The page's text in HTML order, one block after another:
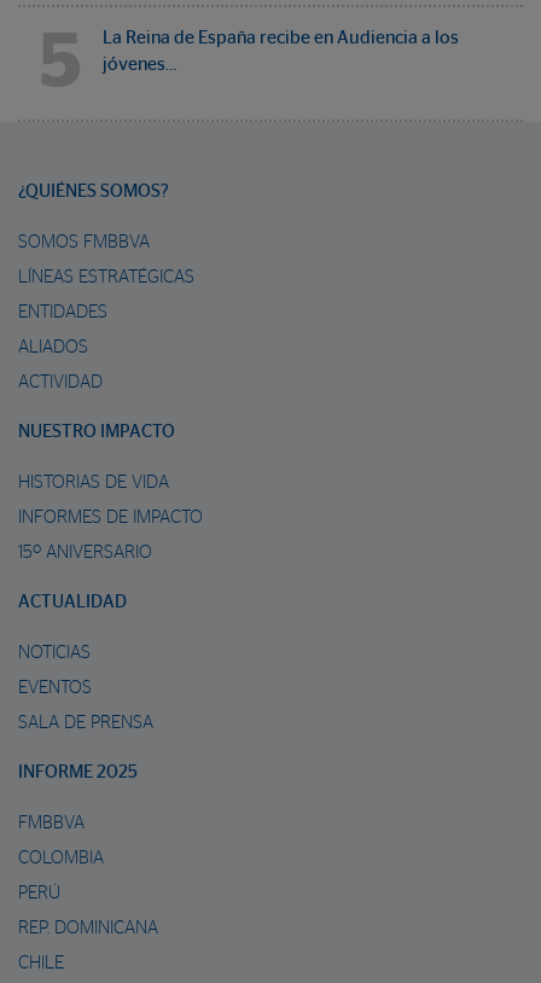
5
La Reina de España recibe en Audiencia a los
jóvenes…
¿QUIÉNES SOMOS?
SOMOS FMBBVA
LÍNEAS ESTRATÉGICAS
ENTIDADES
ALIADOS
ACTIVIDAD
NUESTRO IMPACTO
HISTORIAS DE VIDA
INFORMES DE IMPACTO
15º ANIVERSARIO
ACTUALIDAD
NOTICIAS
EVENTOS
SALA DE PRENSA
INFORME 2025
FMBBVA
COLOMBIA
PERÚ
REP. DOMINICANA
CHILE